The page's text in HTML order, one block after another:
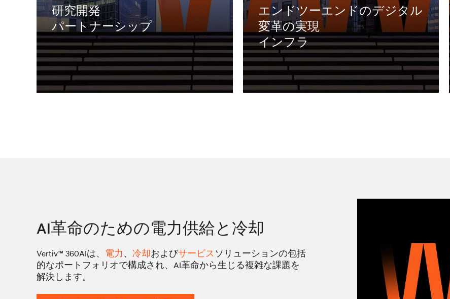
研究開発
パートナーシップ
エンドツーエンドのデジタル
変革の実現
インフラ
AI革命のための電力供給と冷却
Vertiv™ 360AIは、 電力、 冷却およびサービス ソリューションの包括
的なポートフォリオで構成され、AI革命から生じる複雑な課題を
解決します。